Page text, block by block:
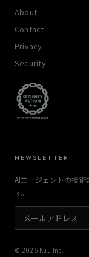
About
Contact
Privacy
Security
NEWSLETTER
AIエージェントの技
す。
© 2026 Kuu Inc.